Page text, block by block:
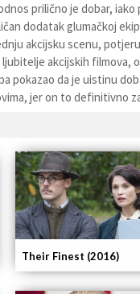
prilično je dobar,
dodatak glumačkoj
akcijsku scenu,
akcijskih filmova,
pokazao da je uistinu
jer on to definitivno
Their Finest (2016)